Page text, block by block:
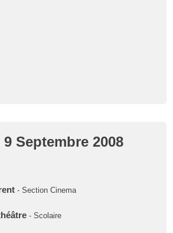
9 Septembre 2008
- Section Cinema
- Scolaire